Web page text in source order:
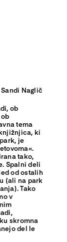
Naglič
ob
tema
ki
je
tako,
Spalni deli
od ostalih
(ali na park
Tako
v
skromna
del le